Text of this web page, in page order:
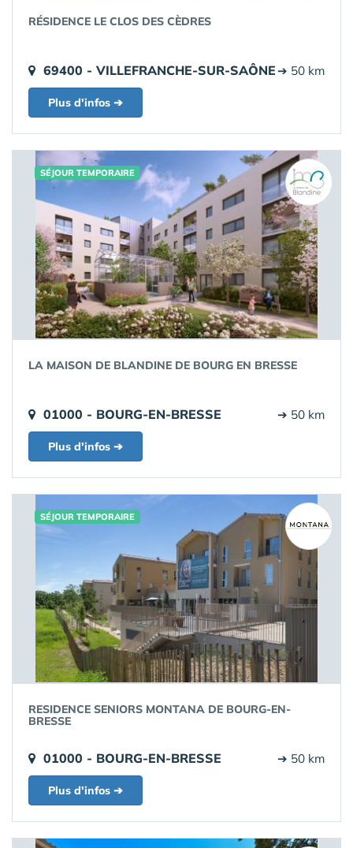
RÉSIDENCE LE CLOS DES CÈDRES
69400 - VILLEFRANCHE-SUR-SAÔNE➔ 50 km
Plus d'infos ➔
SÉJOUR TEMPORAIRE
LA MAISON DE BLANDINE DE BOURG EN BRESSE
01000 - BOURG-EN-BRESSE ➔ 50 km
Plus d'infos ➔
SÉJOUR TEMPORAIRE
RESIDENCE SENIORS MONTANA DE BOURG-EN-
BRESSE
01000 - BOURG-EN-BRESSE ➔ 50 km
Plus d'infos ➔